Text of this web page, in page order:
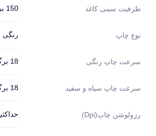
ظرفیت سینی کاغذ 150 برگ
نوع چاپ رنگی
سرعت چاپ رنگی 18 برگ در دقیقه
سرعت چاپ سیاه و سفید 18 برگ در دقیقه
رزولوشن چاپ(dpi) حداکثر 1200x1200 dpi